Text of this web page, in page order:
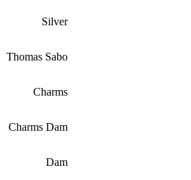
Silver
Thomas Sabo
Charms
Charms Dam
Dam